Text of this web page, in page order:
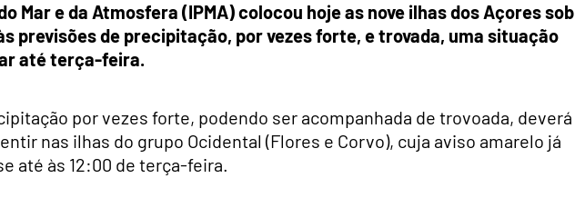
Mar e da Atmosfera (IPMA) colocou hoje as nove ilhas dos Açores sob
previsões de precipitação, por vezes forte, e trovada, uma situação
até terça-feira.
por vezes forte, podendo ser acompanhada de trovoada, deverá
nas ilhas do grupo Ocidental (Flores e Corvo), cuja aviso amarelo já
até às 12:00 de terça-feira.